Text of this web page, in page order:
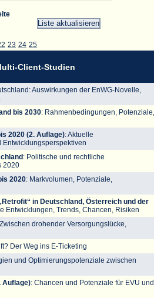
23 24 25
Client-Studien
Auswirkungen der EnWG-Novelle,
bis 2030: Rahmenbedingungen, Potenziale,
2020 (2. Auflage): Aktuelle
Entwicklungsperspektiven
: Politische und rechtliche
2020
2020: Markvolumen, Potenziale,
in Deutschland, Österreich und der
Entwicklungen, Trends, Chancen, Risiken
drohender Versorgungslücke,
Der Weg ins E-Ticketing
und Optimierungspotenziale zwischen
Auflage): Chancen und Potenziale für EVU und